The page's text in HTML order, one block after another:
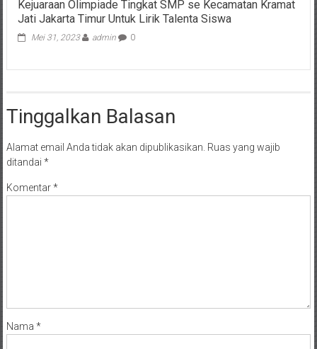
Kejuaraan Olimpiade Tingkat SMP se Kecamatan Kramat
Jati Jakarta Timur Untuk Lirik Talenta Siswa
Mei 31, 2023 admin 0
Tinggalkan Balasan
Alamat email Anda tidak akan dipublikasikan. Ruas yang wajib
ditandai *
Komentar*
Nama *